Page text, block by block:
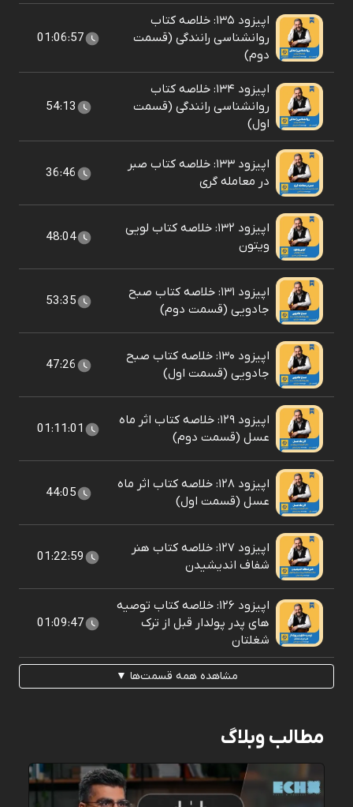
اپیزود ۱۳۵: خلاصه کتاب
روانشناسی رانندگی (قسمت
دوم)
01:06:57
اپیزود ۱۳۴: خلاصه کتاب
روانشناسی رانندگی (قسمت
اول)
54:13
اپیزود ۱۳۳: خلاصه کتاب صبر
در معامله گری
36:46
اپیزود ۱۳۲: خلاصه کتاب لویی
ویتون
48:04
اپیزود ۱۳۱: خلاصه کتاب صبح
جادویی (قسمت دوم)
53:35
اپیزود ۱۳۰: خلاصه کتاب صبح
جادویی (قسمت اول)
47:26
اپیزود ۱۲۹: خلاصه کتاب اثر ماه
عسل (قسمت دوم)
01:11:01
اپیزود ۱۲۸: خلاصه کتاب اثر ماه
عسل (قسمت اول)
44:05
اپیزود ۱۲۷: خلاصه کتاب هنر
شفاف اندیشیدن
01:22:59
اپیزود ۱۲۶: خلاصه کتاب توصیه
های پدر پولدار قبل از ترک
شغلتان
01:09:47
مشاهده همه قسمت‌ها ▼
مطالب وبلاگ